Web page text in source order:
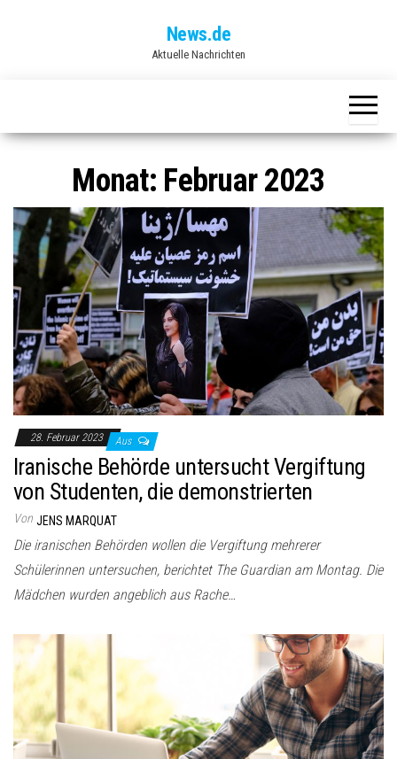
News.de
Aktuelle Nachrichten
Monat: Februar 2023
28. Februar 2023 Aus
Iranische Behörde untersucht Vergiftung
von Studenten, die demonstrierten
Von JENS MARQUAT
Die iranischen Behörden wollen die Vergiftung mehrerer
Schülerinnen untersuchen, berichtet The Guardian am Montag. Die
Mädchen wurden angeblich aus Rache…